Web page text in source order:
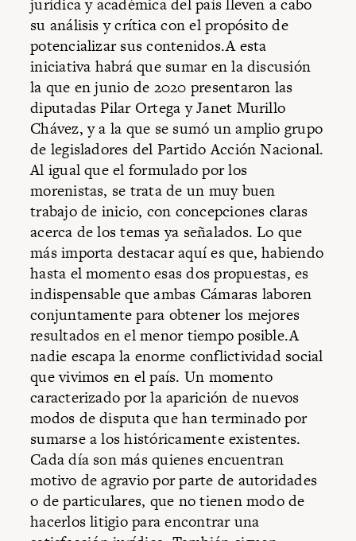
jurídica y académica del país lleven a cabo
su análisis y crítica con el propósito de
potencializar sus contenidos.A esta
iniciativa habrá que sumar en la discusión
la que en junio de 2020 presentaron las
diputadas Pilar Ortega y Janet Murillo
Chávez, y a la que se sumó un amplio grupo
de legisladores del Partido Acción Nacional.
Al igual que el formulado por los
morenistas, se trata de un muy buen
trabajo de inicio, con concepciones claras
acerca de los temas ya señalados. Lo que
más importa destacar aquí es que, habiendo
hasta el momento esas dos propuestas, es
indispensable que ambas Cámaras laboren
conjuntamente para obtener los mejores
resultados en el menor tiempo posible.A
nadie escapa la enorme conflictividad social
que vivimos en el país. Un momento
caracterizado por la aparición de nuevos
modos de disputa que han terminado por
sumarse a los históricamente existentes.
Cada día son más quienes encuentran
motivo de agravio por parte de autoridades
o de particulares, que no tienen modo de
hacerlos litigio para encontrar una